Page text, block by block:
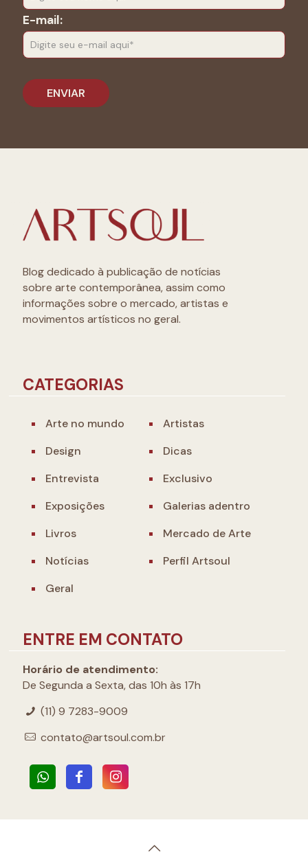
E-mail:
Blog dedicado à publicação de notícias
sobre arte contemporânea, assim como
informações sobre o mercado, artistas e
movimentos artísticos no geral.
CATEGORIAS
Arte no mundo
Artistas
Design
Dicas
Entrevista
Exclusivo
Exposições
Galerias adentro
Livros
Mercado de Arte
Notícias
Perfil Artsoul
Geral
ENTRE EM CONTATO
Horário de atendimento:
De Segunda a Sexta, das 10h às 17h
(11) 9 7283-9009
contato@artsoul.com.br